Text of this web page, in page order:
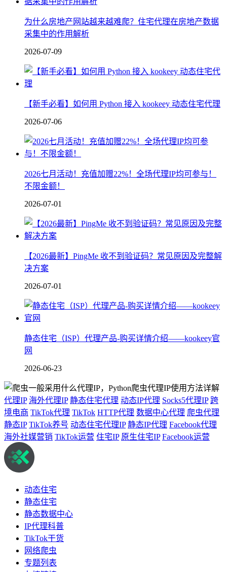
为什么房地产网站越来越难爬？住宅代理在房地产数据
采集中的作用解析
2026-07-09
【新手必看】如何用 Python 接入 kookeey 动态住宅代理
2026-07-06
2026七月活动！充值加赠22%！全场代理IP均可参与！
不限金额！
2026-07-01
【2026最新】PingMe 收不到验证码？常见原因及完整解
决方案
2026-07-01
静态住宅（ISP）代理产品-购买详情介绍——kookeey官
网
2026-06-23
代理IP 海外代理IP 静态住宅代理 动态IP代理 Socks5代理IP 跨
境电商 TikTok代理 TikTok HTTP代理 数据中心代理 爬虫代理
静态IP TikTok养号 动态住宅代理IP 静态IP代理 Facebook代理
海外社媒营销 TikTok运营 住宅IP 原生住宅IP Facebook运营
动态住宅
静态住宅
静态数据中心
IP代理科普
TikTok干货
网络爬虫
专题列表